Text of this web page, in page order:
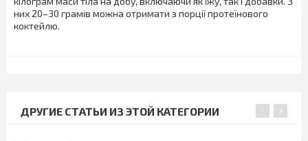
них 20–30 грамів можна отримати з порції протеїнового
коктейлю.
ДРУГИЕ СТАТЬИ ИЗ ЭТОЙ КАТЕГОРИИ